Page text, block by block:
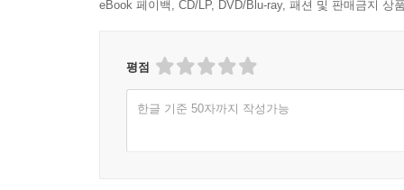
eBook 페이백, CD/LP, DVD/Blu-ray, 패션 및 판매금지 상
평점
한글 기준 50자까지 작성가능